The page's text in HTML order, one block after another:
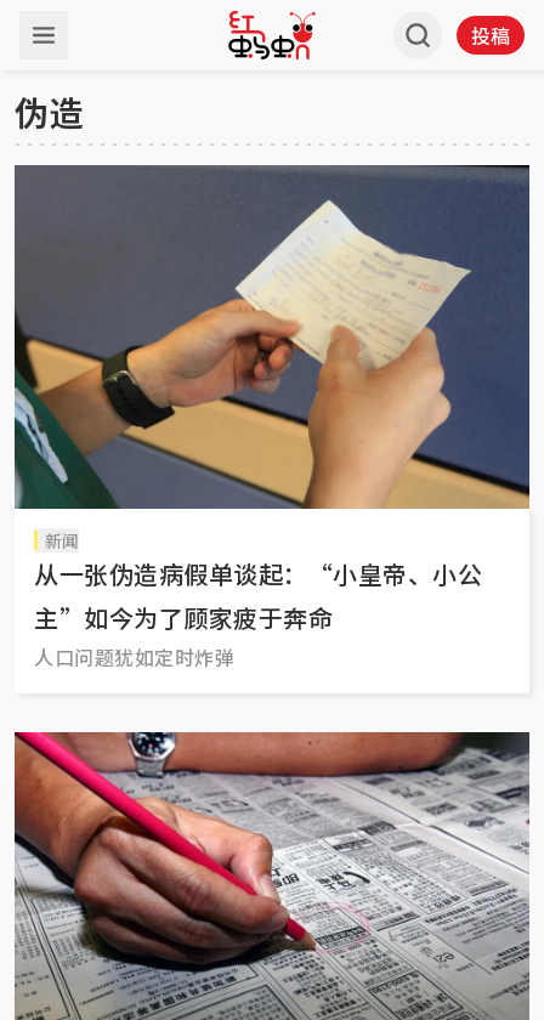
投稿
伪造
新闻
从一张伪造病假单谈起：“小皇帝、小公
主”如今为了顾家疲于奔命
人口问题犹如定时炸弹